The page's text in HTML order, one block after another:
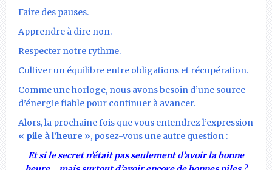
Faire des pauses.
Apprendre à dire non.
Respecter notre rythme.
Cultiver un équilibre entre obligations et récupération.
Comme une horloge, nous avons besoin d’une source
d’énergie fiable pour continuer à avancer.
Alors, la prochaine fois que vous entendrez l’expression
« pile à l’heure », posez-vous une autre question :
Et si le secret n’était pas seulement d’avoir la bonne